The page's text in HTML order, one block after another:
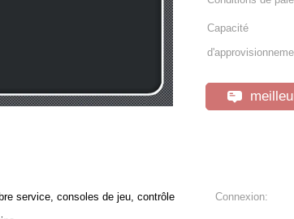
Capacité
service, consoles de jeu, contrôle
Connexion: